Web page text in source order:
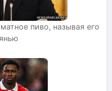
пиво, называя его